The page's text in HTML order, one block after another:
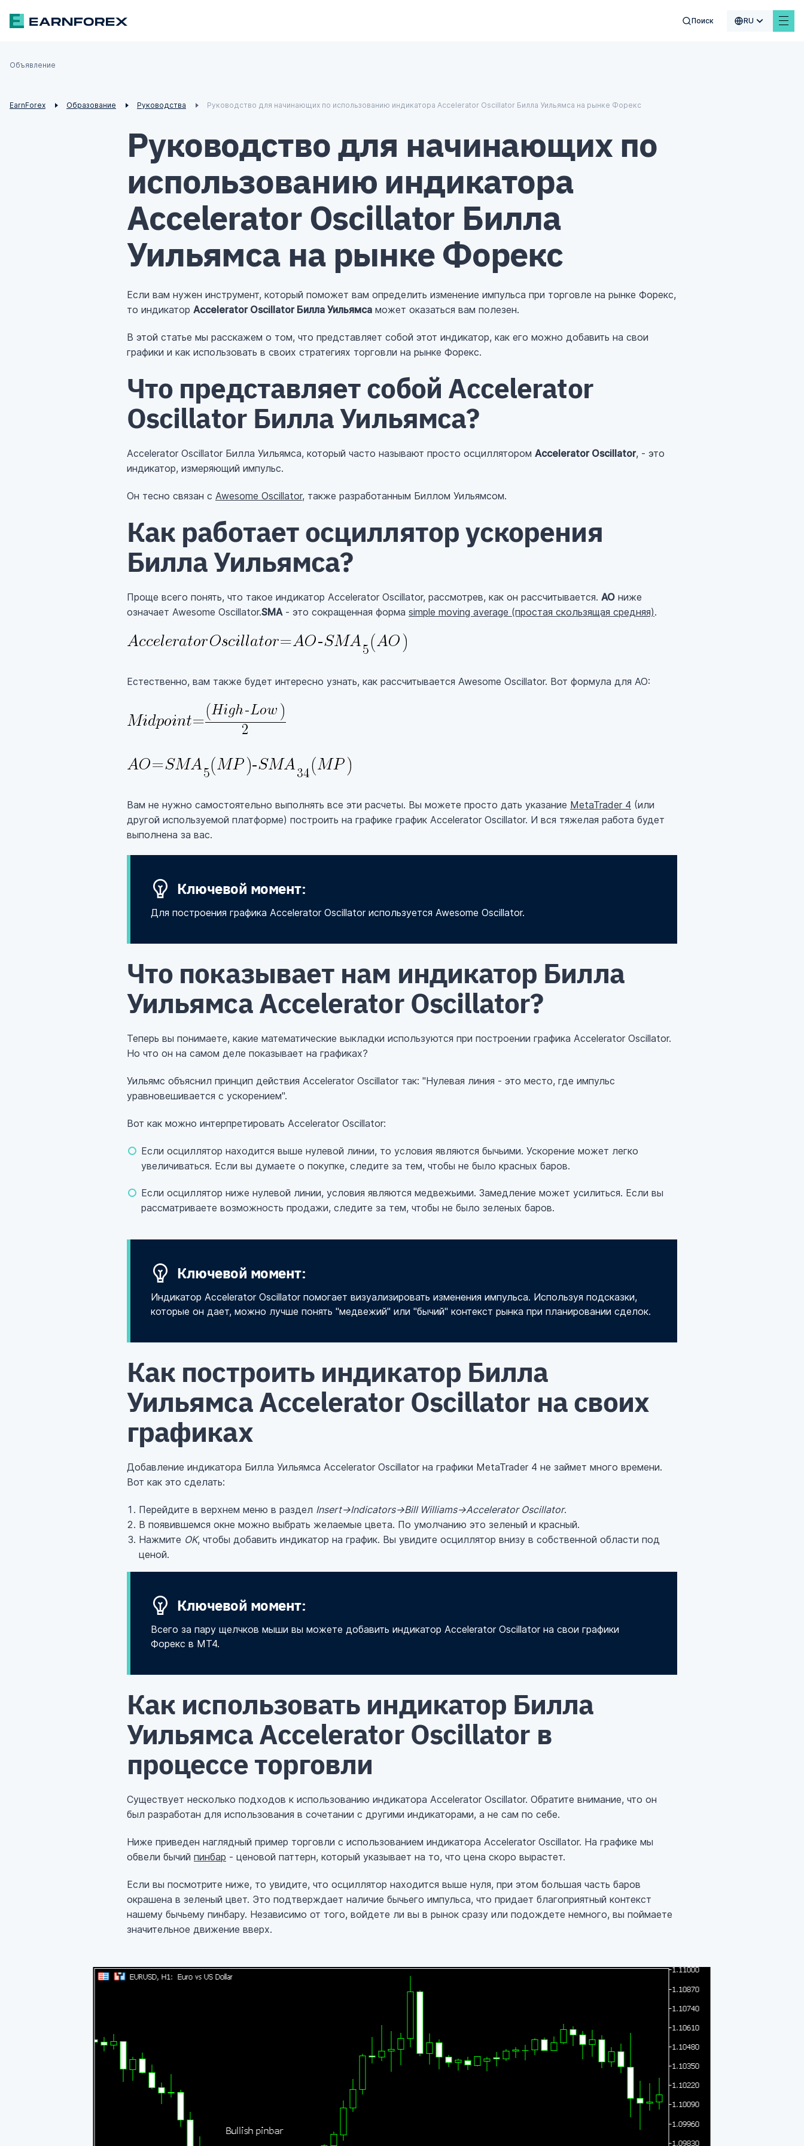
Поиск RU
Объявление
$
£
¥
€ ¥ ₿ ₣
EarnForex Образование Руководства Руководство для начинающих по использованию индикатора Accelerator Oscillator Билла Уильямса на рынке Форекс
Руководство для начинающих по
использованию индикатора
Accelerator Oscillator Билла
Уильямса на рынке Форекс
Если вам нужен инструмент, который поможет вам определить изменение импульса при торговле на рынке Форекс,
то индикатор Accelerator Oscillator Билла Уильямса может оказаться вам полезен.
В этой статье мы расскажем о том, что представляет собой этот индикатор, как его можно добавить на свои
графики и как использовать в своих стратегиях торговли на рынке Форекс.
Что представляет собой Accelerator
Oscillator Билла Уильямса?
Accelerator Oscillator Билла Уильямса, который часто называют просто осциллятором Accelerator Oscillator, - это
индикатор, измеряющий импульс.
Он тесно связан с Awesome Oscillator, также разработанным Биллом Уильямсом.
Как работает осциллятор ускорения
Билла Уильямса?
Проще всего понять, что такое индикатор Accelerator Oscillator, рассмотрев, как он рассчитывается. AO ниже
означает Awesome Oscillator.SMA- это сокращенная форма simple moving average (простая скользящая средняя).
Естественно, вам также будет интересно узнать, как рассчитывается Awesome Oscillator. Вот формула для AO:
Вам не нужно самостоятельно выполнять все эти расчеты. Вы можете просто дать указание MetaTrader 4 (или
другой используемой платформе) построить на графике график Accelerator Oscillator. И вся тяжелая работа будет
выполнена за вас.
Ключевой момент:
Для построения графика Accelerator Oscillator используется Awesome Oscillator.
Что показывает нам индикатор Билла
Уильямса Accelerator Oscillator?
Теперь вы понимаете, какие математические выкладки используются при построении графика Accelerator Oscillator.
Но что он на самом деле показывает на графиках?
Уильямс объяснил принцип действия Accelerator Oscillator так: "Нулевая линия - это место, где импульс
уравновешивается с ускорением".
Вот как можно интерпретировать Accelerator Oscillator:
Если осциллятор находится выше нулевой линии, то условия являются бычьими. Ускорение может легко
увеличиваться. Если вы думаете о покупке, следите за тем, чтобы не было красных баров.
Если осциллятор ниже нулевой линии, условия являются медвежьими. Замедление может усилиться. Если вы
рассматриваете возможность продажи, следите за тем, чтобы не было зеленых баров.
Ключевой момент:
Индикатор Accelerator Oscillator помогает визуализировать изменения импульса. Используя подсказки,
которые он дает, можно лучше понять "медвежий" или "бычий" контекст рынка при планировании сделок.
Как построить индикатор Билла
Уильямса Accelerator Oscillator на своих
графиках
Добавление индикатора Билла Уильямса Accelerator Oscillator на графики MetaTrader 4 не займет много времени.
Вот как это сделать:
Перейдите в верхнем меню в раздел Insert→Indicators→Bill Williams→Accelerator Oscillator.
В появившемся окне можно выбрать желаемые цвета. По умолчанию это зеленый и красный.
Нажмите OK, чтобы добавить индикатор на график. Вы увидите осциллятор внизу в собственной области под
ценой.
Ключевой момент:
Всего за пару щелчков мыши вы можете добавить индикатор Accelerator Oscillator на свои графики
Форекс в MT4.
Как использовать индикатор Билла
Уильямса Accelerator Oscillator в
процессе торговли
Существует несколько подходов к использованию индикатора Accelerator Oscillator. Обратите внимание, что он
был разработан для использования в сочетании с другими индикаторами, а не сам по себе.
Ниже приведен наглядный пример торговли с использованием индикатора Accelerator Oscillator. На графике мы
обвели бычий пинбар - ценовой паттерн, который указывает на то, что цена скоро вырастет.
Если вы посмотрите ниже, то увидите, что осциллятор находится выше нуля, при этом большая часть баров
окрашена в зеленый цвет. Это подтверждает наличие бычьего импульса, что придает благоприятный контекст
нашему бычьему пинбару. Независимо от того, войдете ли вы в рынок сразу или подождете немного, вы поймаете
значительное движение вверх.